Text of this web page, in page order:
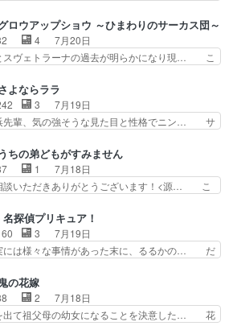
空野の億劫さがリアルだ… かけると小春、二
一緒に過ごす時間が描… ヒロインの目が不自
から音を大切にして…
人公の漫画がアニメになったらし… 壮絶だっ
分で2時間の映画のように… すべての表現
タリと揃った傑作本当に素… たまに現れて謎
ドバイスをしてくれるお… 可愛いキャラデザ
決まる。更に父から… 再び鬼夜叉を導く、素
明の彼の名前を知… 恵まれた身分に甘え、修
怠るキャラは苦…
ロウアップショウ ～ひまわりのサーカス団～
4
7月20日
スヴェトラーナの過去が明らかになり現… こ
川市付近が舞台なのか～現地にも出… 前回に
続き、今回もおぱんつであります… キャラク
が可愛いのはもちろん、ストー… 皇ではなく
わりを蔑ろにして皇に乗り換… 傷跡なんか、
まり見どころがない。1… いや～、めちゃく
おもしろいね。瑞佳は… キャラデザが映える
勿論だけど脚本に歩…
よならララ
3
7月19日
先輩、気の強そうな見た目と性格でニン… サ
たからユリ確定！＼(^o^)／ラ… プロローグ
１話、２話からの浮世離れし… 茉里のボクシ
にかける真摯さ格好良かっ… 今回はゲストが
！ワンピースの作画さん… あほって言う茉里
を失い、アウェーの… ３話の地味に好きポイ
は、冒頭でララが… ボクシング部部員たちの
を公開！辻さん…
ちの弟どもがすみません
1
7月18日
談いただきありがとうございます！<源… こ
を頑張り過ぎてテストの結果が酷く… 糸ちゃ
源くん、類くんのお買い物シーン… ３話にし
う普通に物語が楽しみになっち… 類くんの将
夢が微笑ましいまだまだ甘え… 前髪ぱっつん
るようになってからの話… 最後の「かわい
の破壊力よ…あれは成田… 糸と4人の弟の関
方がどう変化していく…
探偵プリキュア！
3
7月19日
には様々な事情があった末に、るるかの… だ
ル編の始まり、エリザさんの回で「… 「マジ
と言えば同時上映の「公タロウ」… キュアエ
ールはやっぱりくれあだったか… エクレール
だ編、遂に答え合わせの時だ… これで自分も
の花嫁
2
7月18日
出て祖父母の幼女になることを決意した… 花